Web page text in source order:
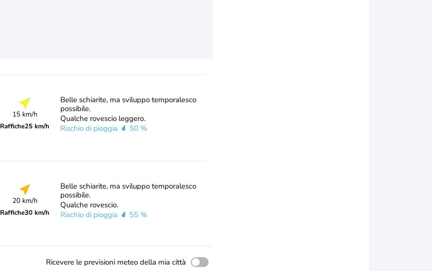
15 km/h
Raffiche25 km/h
Belle schiarite, ma sviluppo temporalesco
possibile.
Qualche rovescio leggero.
Rischio di pioggia
50 %
20 km/h
Raffiche30 km/h
Belle schiarite, ma sviluppo temporalesco
possibile.
Qualche rovescio.
Rischio di pioggia
55 %
Ricevere le previsioni meteo della mia città